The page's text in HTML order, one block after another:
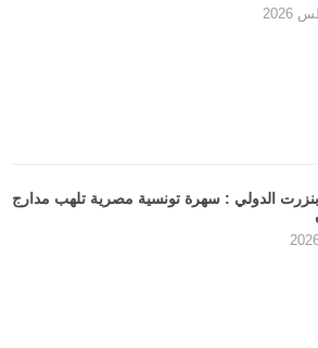
الدولي : سهرة تونسية مصرية تلهب مدارج